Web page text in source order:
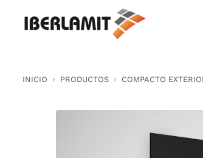
INICIO PRODUCTOS COMPACTO